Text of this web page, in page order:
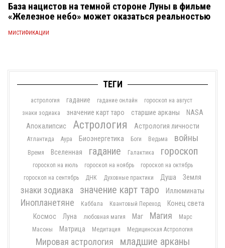
База нацистов на темной стороне Луны в фильме
«Железное небо» может оказаться реальностью
МИСТИФИКАЦИИ
ТЕГИ
астрология гадание гадание онлайн
гороскоп на август
знаки зодиака
значение карт таро старшие арканы
NASA
Апокалипсис
Астрология Астрология личности
Атлантида Аура Биоэнергетика Боги Ведьма войны
Время Вселенная гадание Галактика гороскоп
гороскоп на июль гороскоп на ноябрь
гороскоп на октябрь
гороскоп на сентябрь
ДНК Духовные практики Душа Земля
знаки зодиака значение карт таро Иллюминаты
Инопланетяне Каббала Квантовый Переход
Конец света
Космос
Луна любовная магия Маг Магия
Марс
Масоны
Матрица Медитация Медицинская Астрология
Мировая астрология младшие арканы